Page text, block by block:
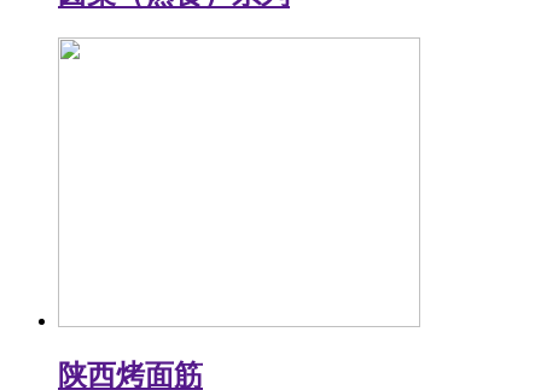
陕西烤面筋